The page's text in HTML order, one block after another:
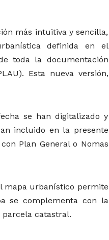
más intuitiva y sencilla,
definida en el
toda la documentación
Esta nueva versión,
se han digitalizado y
incluido en la presente
Plan General o Nomas
mapa urbanístico permite
se complementa con la
catastral.